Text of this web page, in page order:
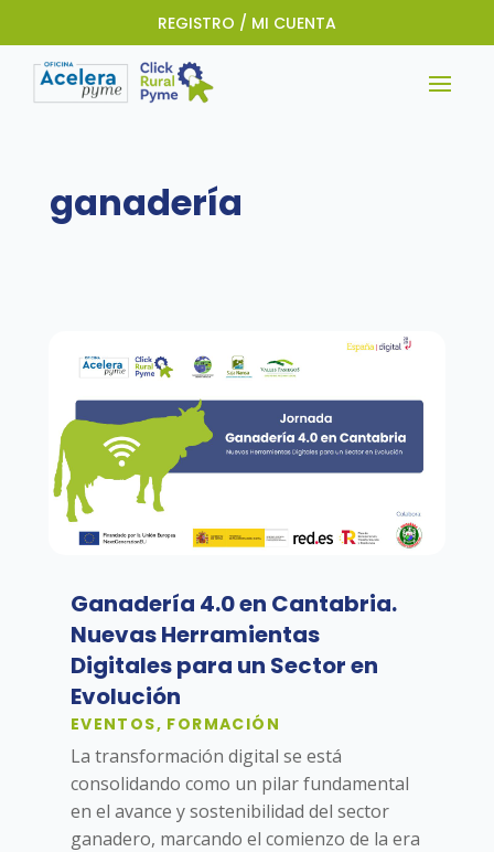
REGISTRO / MI CUENTA
ganadería
Ganadería 4.0 en Cantabria.
Nuevas Herramientas
Digitales para un Sector en
Evolución
EVENTOS, FORMACIÓN
La transformación digital se está
consolidando como un pilar fundamental
en el avance y sostenibilidad del sector
ganadero, marcando el comienzo de la era